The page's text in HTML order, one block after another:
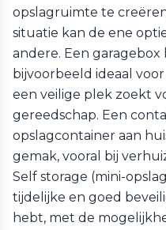
opslagruimte te
situatie kan de ene
andere. Een
bijvoorbeeld ideaal
een veilige plek zoekt
gereedschap. Een
opslagcontainer aan
gemak, vooral bij
Self storage (mini-
tijdelijke en goed
hebt, met de